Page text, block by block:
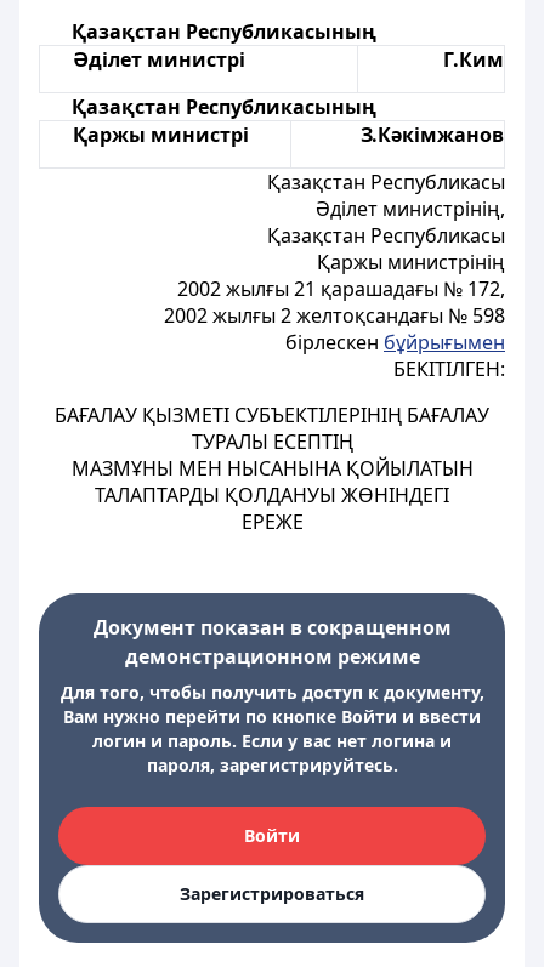
Қазақстан Республикасының
Әділет министрі
Г.Ким
Қазақстан Республикасының
Қаржы министрі
З.Кәкімжанов
Қазақстан Республикасы
Әділет министрінің,
Қазақстан Республикасы
Қаржы министрінің
2002 жылғы 21 қарашадағы № 172,
2002 жылғы 2 желтоқсандағы № 598
бірлескен бұйрығымен
БЕКІТІЛГЕН:
БАҒАЛАУ ҚЫЗМЕТІ СУБЪЕКТІЛЕРІНІҢ БАҒАЛАУ
ТУРАЛЫ ЕСЕПТІҢ
МАЗМҰНЫ МЕН НЫСАНЫНА ҚОЙЫЛАТЫН
ТАЛАПТАРДЫ ҚОЛДАНУЫ ЖӨНІНДЕГІ
ЕРЕЖЕ
Документ показан в сокращенном
демонстрационном режиме
Для того, чтобы получить доступ к документу,
Вам нужно перейти по кнопке Войти и ввести
логин и пароль. Если у вас нет логина и
пароля, зарегистрируйтесь.
Войти
Зарегистрироваться